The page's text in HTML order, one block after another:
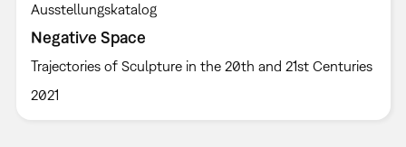
Ausstellungskatalog
Negative Space
Trajectories of Sculpture in the 20th and 21st Centuries
2021